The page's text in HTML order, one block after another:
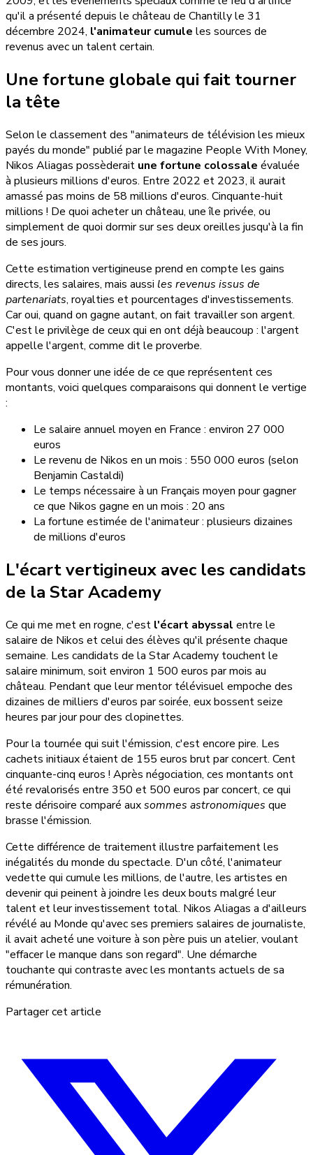
qu'il a présenté depuis le château de Chantilly le 31
décembre 2024, l'animateur cumule les sources de
revenus avec un talent certain.
Une fortune globale qui fait tourner
la tête
Selon le classement des "animateurs de télévision les mieux
payés du monde" publié par le magazine People With Money,
Nikos Aliagas possèderait une fortune colossale évaluée
à plusieurs millions d'euros. Entre 2022 et 2023, il aurait
amassé pas moins de 58 millions d'euros. Cinquante-huit
millions ! De quoi acheter un château, une île privée, ou
simplement de quoi dormir sur ses deux oreilles jusqu'à la fin
de ses jours.
Cette estimation vertigineuse prend en compte les gains
directs, les salaires, mais aussi les revenus issus de
partenariats, royalties et pourcentages d'investissements.
Car oui, quand on gagne autant, on fait travailler son argent.
C'est le privilège de ceux qui en ont déjà beaucoup : l'argent
appelle l'argent, comme dit le proverbe.
Pour vous donner une idée de ce que représentent ces
montants, voici quelques comparaisons qui donnent le vertige
:
Le salaire annuel moyen en France : environ 27 000
euros
Le revenu de Nikos en un mois : 550 000 euros (selon
Benjamin Castaldi)
Le temps nécessaire à un Français moyen pour gagner
ce que Nikos gagne en un mois : 20 ans
La fortune estimée de l'animateur : plusieurs dizaines
de millions d'euros
L'écart vertigineux avec les candidats
de la Star Academy
Ce qui me met en rogne, c'est l'écart abyssal entre le
salaire de Nikos et celui des élèves qu'il présente chaque
semaine. Les candidats de la Star Academy touchent le
salaire minimum, soit environ 1 500 euros par mois au
château. Pendant que leur mentor télévisuel empoche des
dizaines de milliers d'euros par soirée, eux bossent seize
heures par jour pour des clopinettes.
Pour la tournée qui suit l'émission, c'est encore pire. Les
cachets initiaux étaient de 155 euros brut par concert. Cent
cinquante-cinq euros ! Après négociation, ces montants ont
été revalorisés entre 350 et 500 euros par concert, ce qui
reste dérisoire comparé auxsommes astronomiques que
brasse l'émission.
Cette différence de traitement illustre parfaitement les
inégalités du monde du spectacle. D'un côté, l'animateur
vedette qui cumule les millions, de l'autre, les artistes en
devenir qui peinent à joindre les deux bouts malgré leur
talent et leur investissement total. Nikos Aliagas a d'ailleurs
révélé au Monde qu'avec ses premiers salaires de journaliste,
il avait acheté une voiture à son père puis un atelier, voulant
"effacer le manque dans son regard". Une démarche
touchante qui contraste avec les montants actuels de sa
rémunération.
Partager cet article